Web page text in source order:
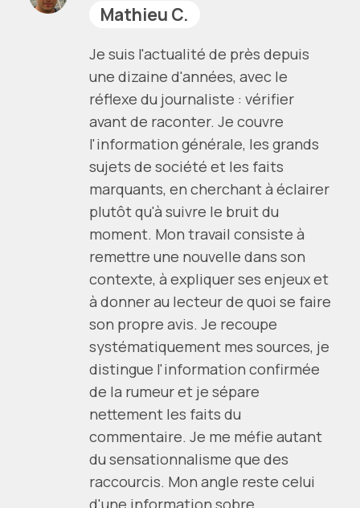
Mathieu C.
Je suis l'actualité de près depuis
une dizaine d'années, avec le
réflexe du journaliste : vérifier
avant de raconter. Je couvre
l'information générale, les grands
sujets de société et les faits
marquants, en cherchant à éclairer
plutôt qu'à suivre le bruit du
moment. Mon travail consiste à
remettre une nouvelle dans son
contexte, à expliquer ses enjeux et
à donner au lecteur de quoi se faire
son propre avis. Je recoupe
systématiquement mes sources, je
distingue l'information confirmée
de la rumeur et je sépare
nettement les faits du
commentaire. Je me méfie autant
du sensationnalisme que des
raccourcis. Mon angle reste celui
d'une information sobre,